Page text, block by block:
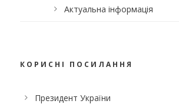
Актуальна інформація
КОРИСНІ ПОСИЛАННЯ
Президент України